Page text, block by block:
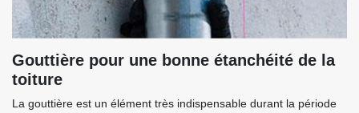
Gouttière pour une bonne étanchéité de la
toiture
La gouttière est un élément très indispensable durant la période